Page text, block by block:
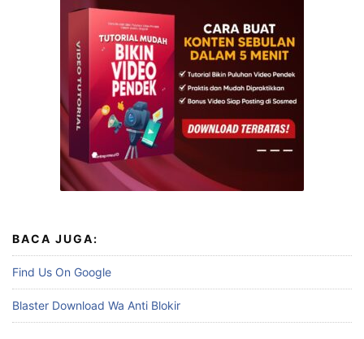
BACA JUGA:
Find Us On Google
Blaster Download Wa Anti Blokir